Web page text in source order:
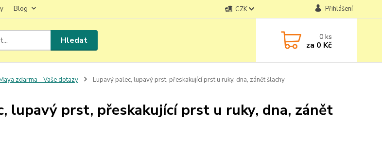
Blog CZK Přihlášení
Hledat 0ks
za 0 Kč
zdarma - Vaše dotazy Lupavý palec, lupavý prst, přeskakující prst u ruky, dna, zánět šlachy
lupavý prst, přeskakující prst u ruky, dna, zánět